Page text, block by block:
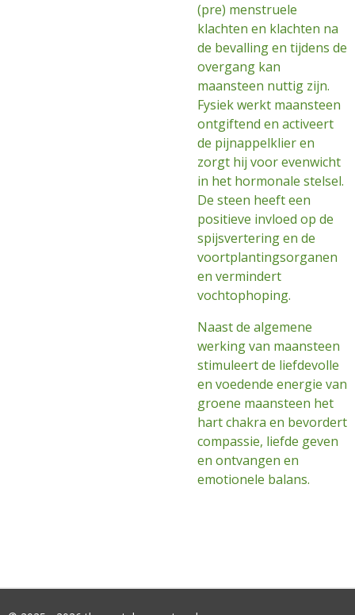
(pre) menstruele
klachten en klachten na
de bevalling en tijdens de
overgang kan
maansteen nuttig zijn.
Fysiek werkt maansteen
ontgiftend en activeert
de pijnappelklier en
zorgt hij voor evenwicht
in het hormonale stelsel.
De steen heeft een
positieve invloed op de
spijsvertering en de
voortplantingsorganen
en vermindert
vochtophoping.
Naast de algemene
werking van maansteen
stimuleert de liefdevolle
en voedende energie van
groene maansteen het
hart chakra en bevordert
compassie, liefde geven
en ontvangen en
emotionele balans.